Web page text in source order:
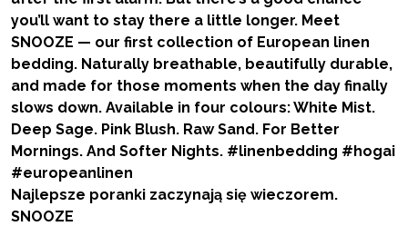
Najlepsze poranki zaczynają się wieczorem.
SNOOZE